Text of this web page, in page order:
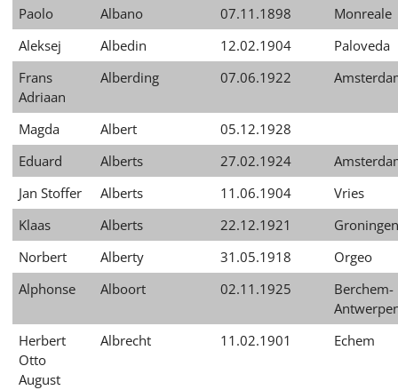
Paolo
Albano 07.11.1898
Monreale
Aleksej
Albedin 12.02.1904
Paloveda
Frans
Adriaan
Alberding 07.06.1922
Magda Albert
05.12.1928
Eduard
Alberts 27.02.1924
Jan Stoffer
Alberts 11.06.1904
Vries
Klaas
Alberts 22.12.1921
Groningen
Norbert
Alberty 31.05.1918
Orgeo
Alphonse
Alboort 02.11.1925
Berchem-
Herbert
Otto
August
Albrecht 11.02.1901 Echem